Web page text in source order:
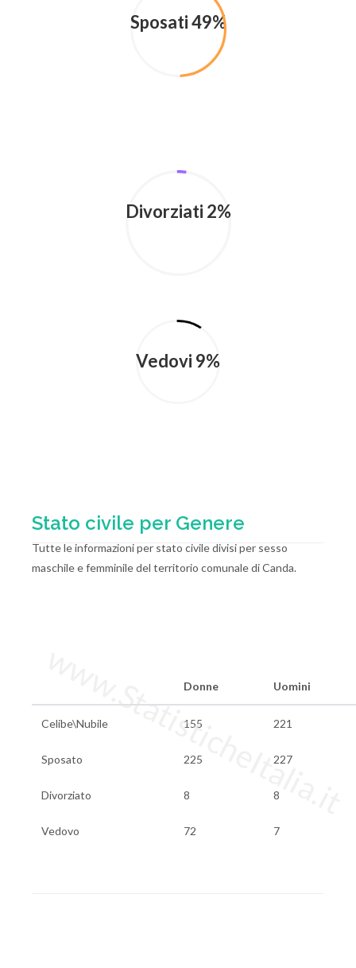
Sposati 49%
Divorziati 2%
Vedovi 9%
Stato civile per Genere
Tutte le informazioni per stato civile divisi per sesso
maschile e femminile del territorio comunale di Canda.
Donne Uomini
Celibe\Nubile 155 221
Sposato 225 227
Divorziato 8 8
Vedovo 72 7
www.StatisticheItalia.it